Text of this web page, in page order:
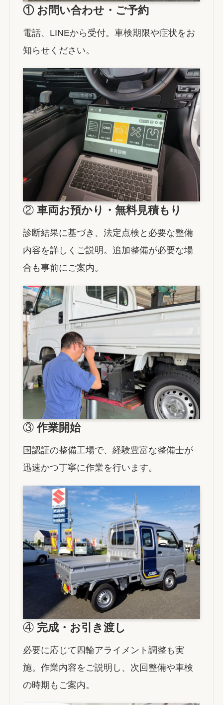
① お問い合わせ・ご予約
電話、LINEから受付。車検期限や症状をお
知らせください。
② 車両お預かり・無料見積もり
診断結果に基づき、法定点検と必要な整備
内容を詳しくご説明。追加整備が必要な場
合も事前にご案内。
③作業開始
国認証の整備工場で、経験豊富な整備士が
迅速かつ丁寧に作業を行います。
④ 完成・お引き渡し
必要に応じて四輪アライメント調整も実
施。作業内容をご説明し、次回整備や車検
の時期もご案内。